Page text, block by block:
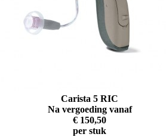
Carista 5 RIC
Na vergoeding vanaf
€ 150,50
per stuk